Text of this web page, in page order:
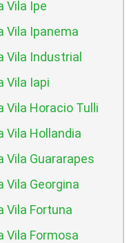
Vila Ipe
Vila Ipanema
Vila Industrial
Vila Iapi
Vila Horacio Tulli
Vila Hollandia
Vila Guararapes
Vila Georgina
Vila Fortuna
Vila Formosa